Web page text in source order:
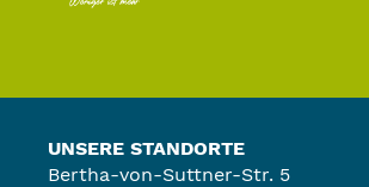
UNSERE STANDORTE
Bertha-von-Suttner-Str. 5